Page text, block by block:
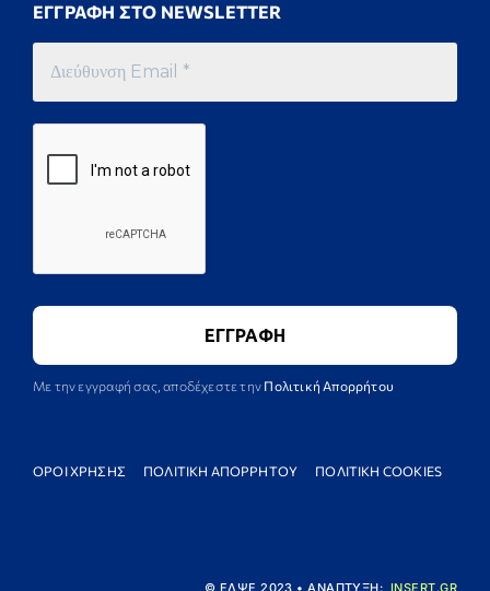
ΕΓΓΡΑΦΗ ΣΤΟ NEWSLETTER
Με την εγγραφή σας, αποδέχεστε την Πολιτική Απορρήτου
ΟΡΟΙ ΧΡΗΣΗΣ ΠΟΛΙΤΙΚΗ ΑΠΟΡΡΗΤΟΥ ΠΟΛΙΤΙΚΗ COOKIES